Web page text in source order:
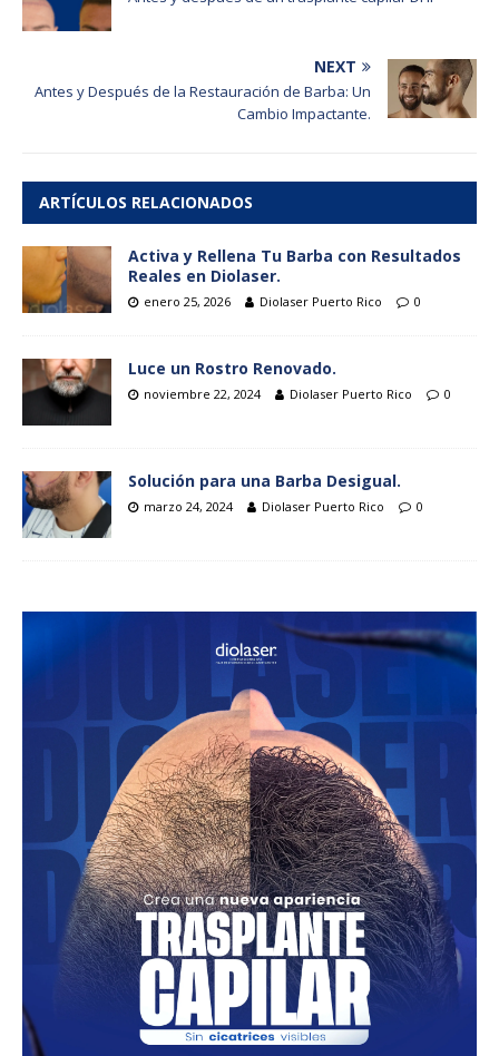
NEXT
Antes y Después de la Restauración de Barba: Un
Cambio Impactante.
ARTÍCULOS RELACIONADOS
Activa y Rellena Tu Barba con Resultados
Reales en Diolaser.
enero 25, 2026 Diolaser Puerto Rico 0
Luce un Rostro Renovado.
noviembre 22, 2024 Diolaser Puerto Rico 0
Solución para una Barba Desigual.
marzo 24, 2024 Diolaser Puerto Rico 0